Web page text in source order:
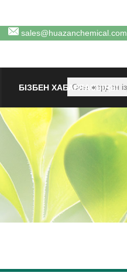
sales@huazanchemical.com
БІЗБЕН ХАБАРЛАСЫҢЫ